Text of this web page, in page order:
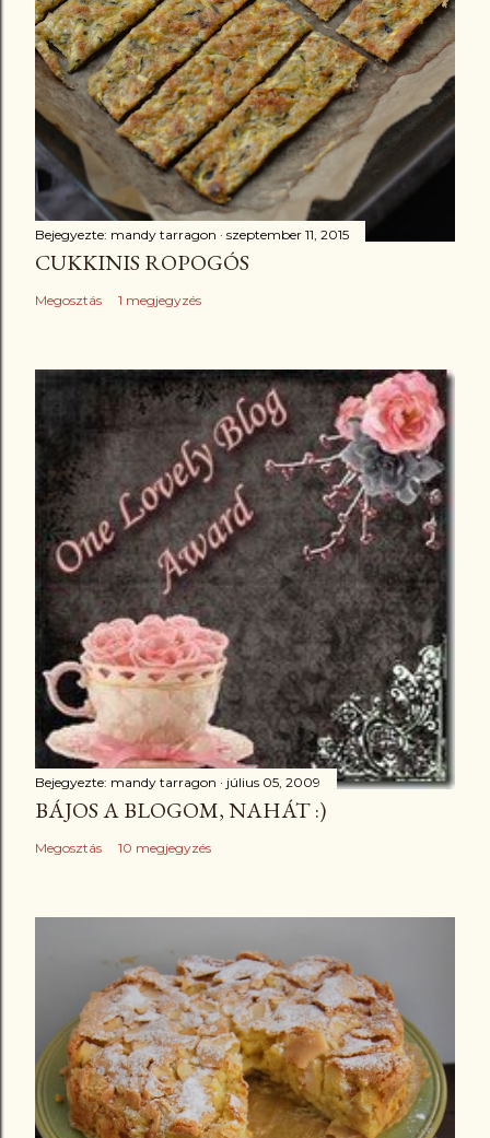
Bejegyezte: mandy tarragon szeptember 11, 2015
CUKKINIS ROPOGÓS
Megosztás 1 megjegyzés
Bejegyezte: mandy tarragon július 05, 2009
BÁJOS A BLOGOM, NAHÁT :)
Megosztás 10 megjegyzés